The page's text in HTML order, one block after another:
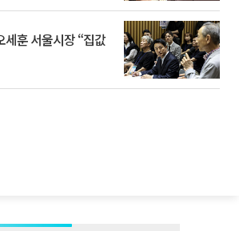
훈 서울시장 “집값